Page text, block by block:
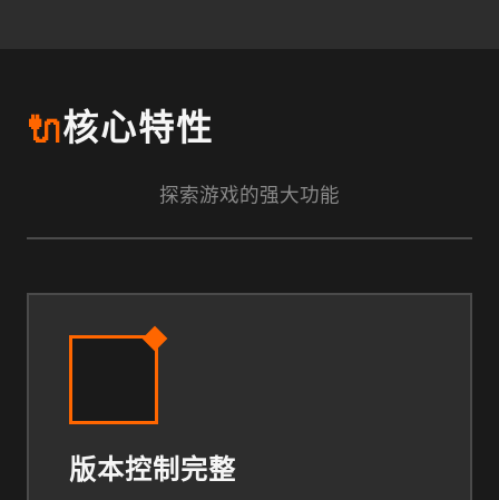
🔌核心特性
探索游戏的强大功能
版本控制完整